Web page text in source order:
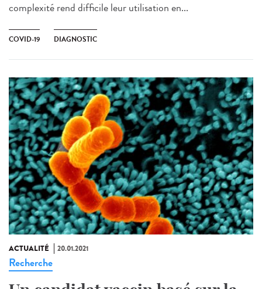
complexité rend difficile leur utilisation en...
COVID-19 DIAGNOSTIC
ACTUALITÉ 20.01.2021
Recherche